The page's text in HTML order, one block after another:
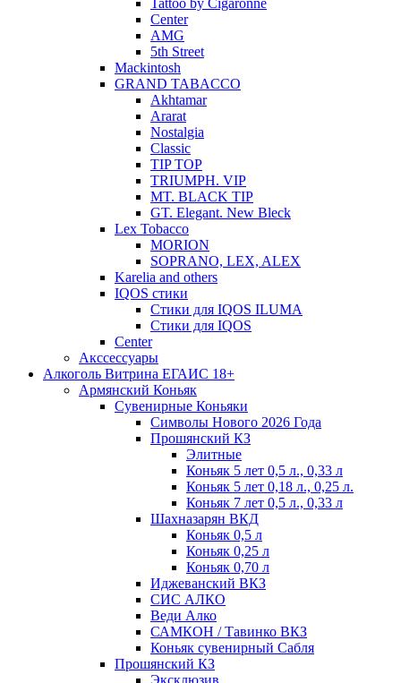
Tattoo by Cigaronne
Center
AMG
5th Street
Mackintosh
GRAND TABACCO
Akhtamar
Ararat
Nostalgia
Classic
TIP TOP
TRIUMPH. VIP
MT. BLACK TIP
GT. Elegant. New Bleck
Lex Tobacco
MORION
SOPRANO, LEX, ALEX
Karelia and others
IQOS стики
Стики для IQOS ILUMA
Стики для IQOS
Сenter
Акссессуары
Алкоголь Витрина ЕГАИС 18+
Армянский Коньяк
Сувенирные Коньяки
Символы Нового 2026 Года
Прошянский КЗ
Элитные
Коньяк 5 лет 0,5 л., 0,33 л
Коньяк 5 лет 0,18 л., 0,25 л.
Коньяк 7 лет 0,5 л., 0,33 л
Шахназарян ВКД
Коньяк 0,5 л
Коньяк 0,25 л
Коньяк 0,70 л
Иджеванский ВКЗ
СИС АЛКО
Веди Алко
САМКОН / Тавинко ВКЗ
Коньяк сувенирный Сабля
Прошянский КЗ
Эксклюзив